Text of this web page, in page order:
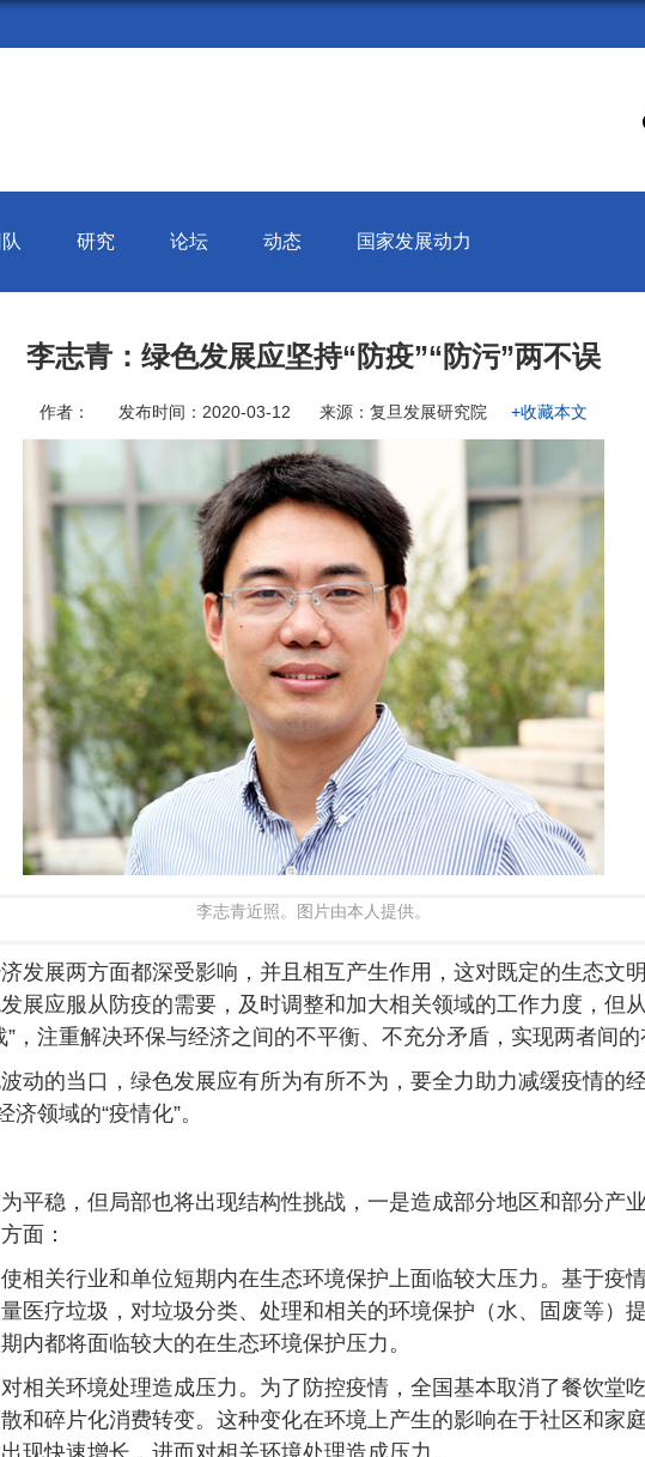
研究 论坛 动态 国家发展动力
李志青：绿色发展应坚持“防疫”“防污”两不误
作者： 发布时间：2020-03-12 来源：复旦发展研究院 +收藏本文
李志青近照。图片由本人提供。
发展两方面都深受影响，并且相互产生作用，这对既定的生态文
展应服从防疫的需要，及时调整和加大相关领域的工作力度，但
，注重解决环保与经济之间的不平衡、不充分矛盾，实现两者间的
动的当口，绿色发展应有所为有所不为，要全力助力减缓疫情的
领域的“疫情化”。
平稳，但局部也将出现结构性挑战，一是造成部分地区和部分产
面：
相关行业和单位短期内在生态环境保护上面临较大压力。基于疫
医疗垃圾，对垃圾分类、处理和相关的环境保护（水、固废等）
内都将面临较大的在生态环境保护压力。
相关环境处理造成压力。为了防控疫情，全国基本取消了餐饮堂
和碎片化消费转变。这种变化在环境上产生的影响在于社区和家
现快速增长，进而对相关环境处理造成压力。